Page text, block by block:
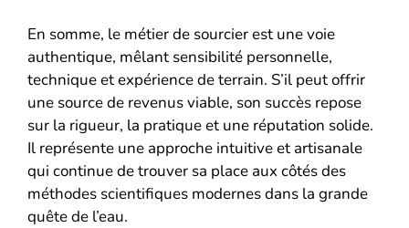
En somme, le métier de sourcier est une voie
authentique, mêlant sensibilité personnelle,
technique et expérience de terrain. S’il peut offrir
une source de revenus viable, son succès repose
sur la rigueur, la pratique et une réputation solide.
Il représente une approche intuitive et artisanale
qui continue de trouver sa place aux côtés des
méthodes scientifiques modernes dans la grande
quête de l’eau.